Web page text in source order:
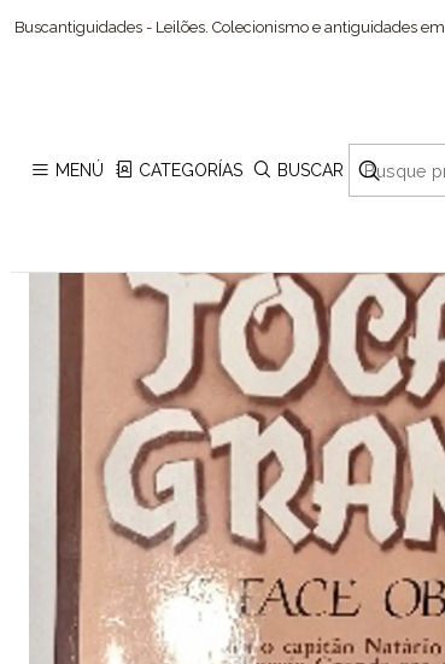
MENÚ CATEGORÍAS BUSCAR
Buscantiguidades - Leilões. Colecionismo e antiguidades